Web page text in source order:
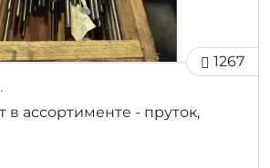
1267
в ассортименте - пруток,